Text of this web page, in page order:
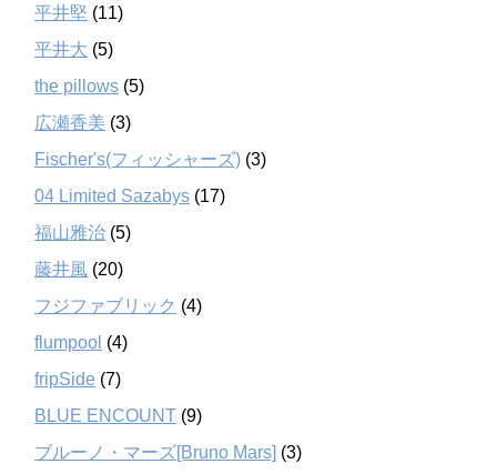
平井堅 (11)
平井大 (5)
the pillows (5)
広瀬香美 (3)
Fischer's(フィッシャーズ) (3)
04 Limited Sazabys (17)
福山雅治 (5)
藤井風 (20)
フジファブリック (4)
flumpool (4)
fripSide (7)
BLUE ENCOUNT (9)
ブルーノ・マーズ[Bruno Mars] (3)